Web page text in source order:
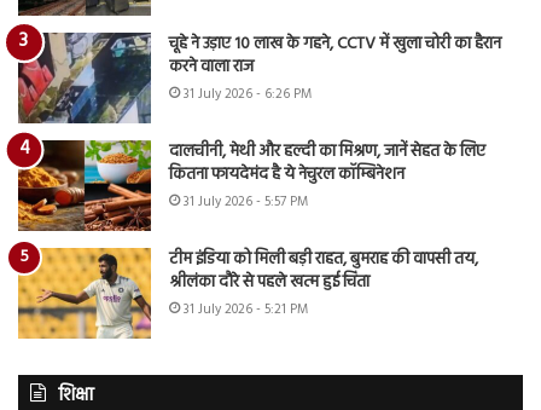
चूहे ने उड़ाए 10 लाख के गहने, CCTV में खुला चोरी का हैरान
करने वाला राज
31 July 2026 - 6:26 PM
दालचीनी, मेथी और हल्दी का मिश्रण, जानें सेहत के लिए
कितना फायदेमंद है ये नेचुरल कॉम्बिनेशन
31 July 2026 - 5:57 PM
टीम इंडिया को मिली बड़ी राहत, बुमराह की वापसी तय,
श्रीलंका दौरे से पहले खत्म हुई चिंता
31 July 2026 - 5:21 PM
शिक्षा